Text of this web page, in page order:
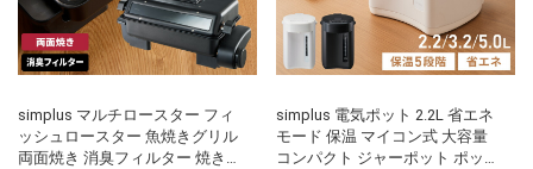
simplus マルチロースター フィ
ッシュロースター 魚焼きグリル
両面焼き 消臭フィルター 焼き魚
simplus 電気ポット 2.2L 省エネ
モード 保温 マイコン式 大容量
コンパクト ジャーポット ポット